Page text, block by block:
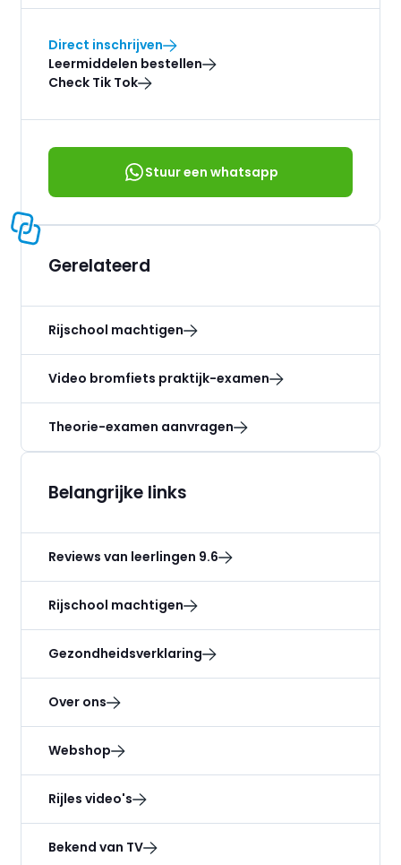
Direct inschrijven
Leermiddelen bestellen
Check Tik Tok
Stuur een whatsapp
Gerelateerd
Rijschool machtigen
Video bromfiets praktijk-examen
Theorie-examen aanvragen
Belangrijke links
Reviews van leerlingen 9.6
Rijschool machtigen
Gezondheidsverklaring
Over ons
Webshop
Rijles video's
Bekend van TV